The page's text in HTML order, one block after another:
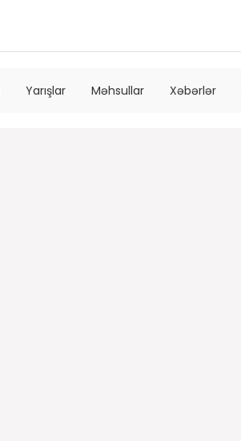
Yarışlar Məhsullar Xəbərlər